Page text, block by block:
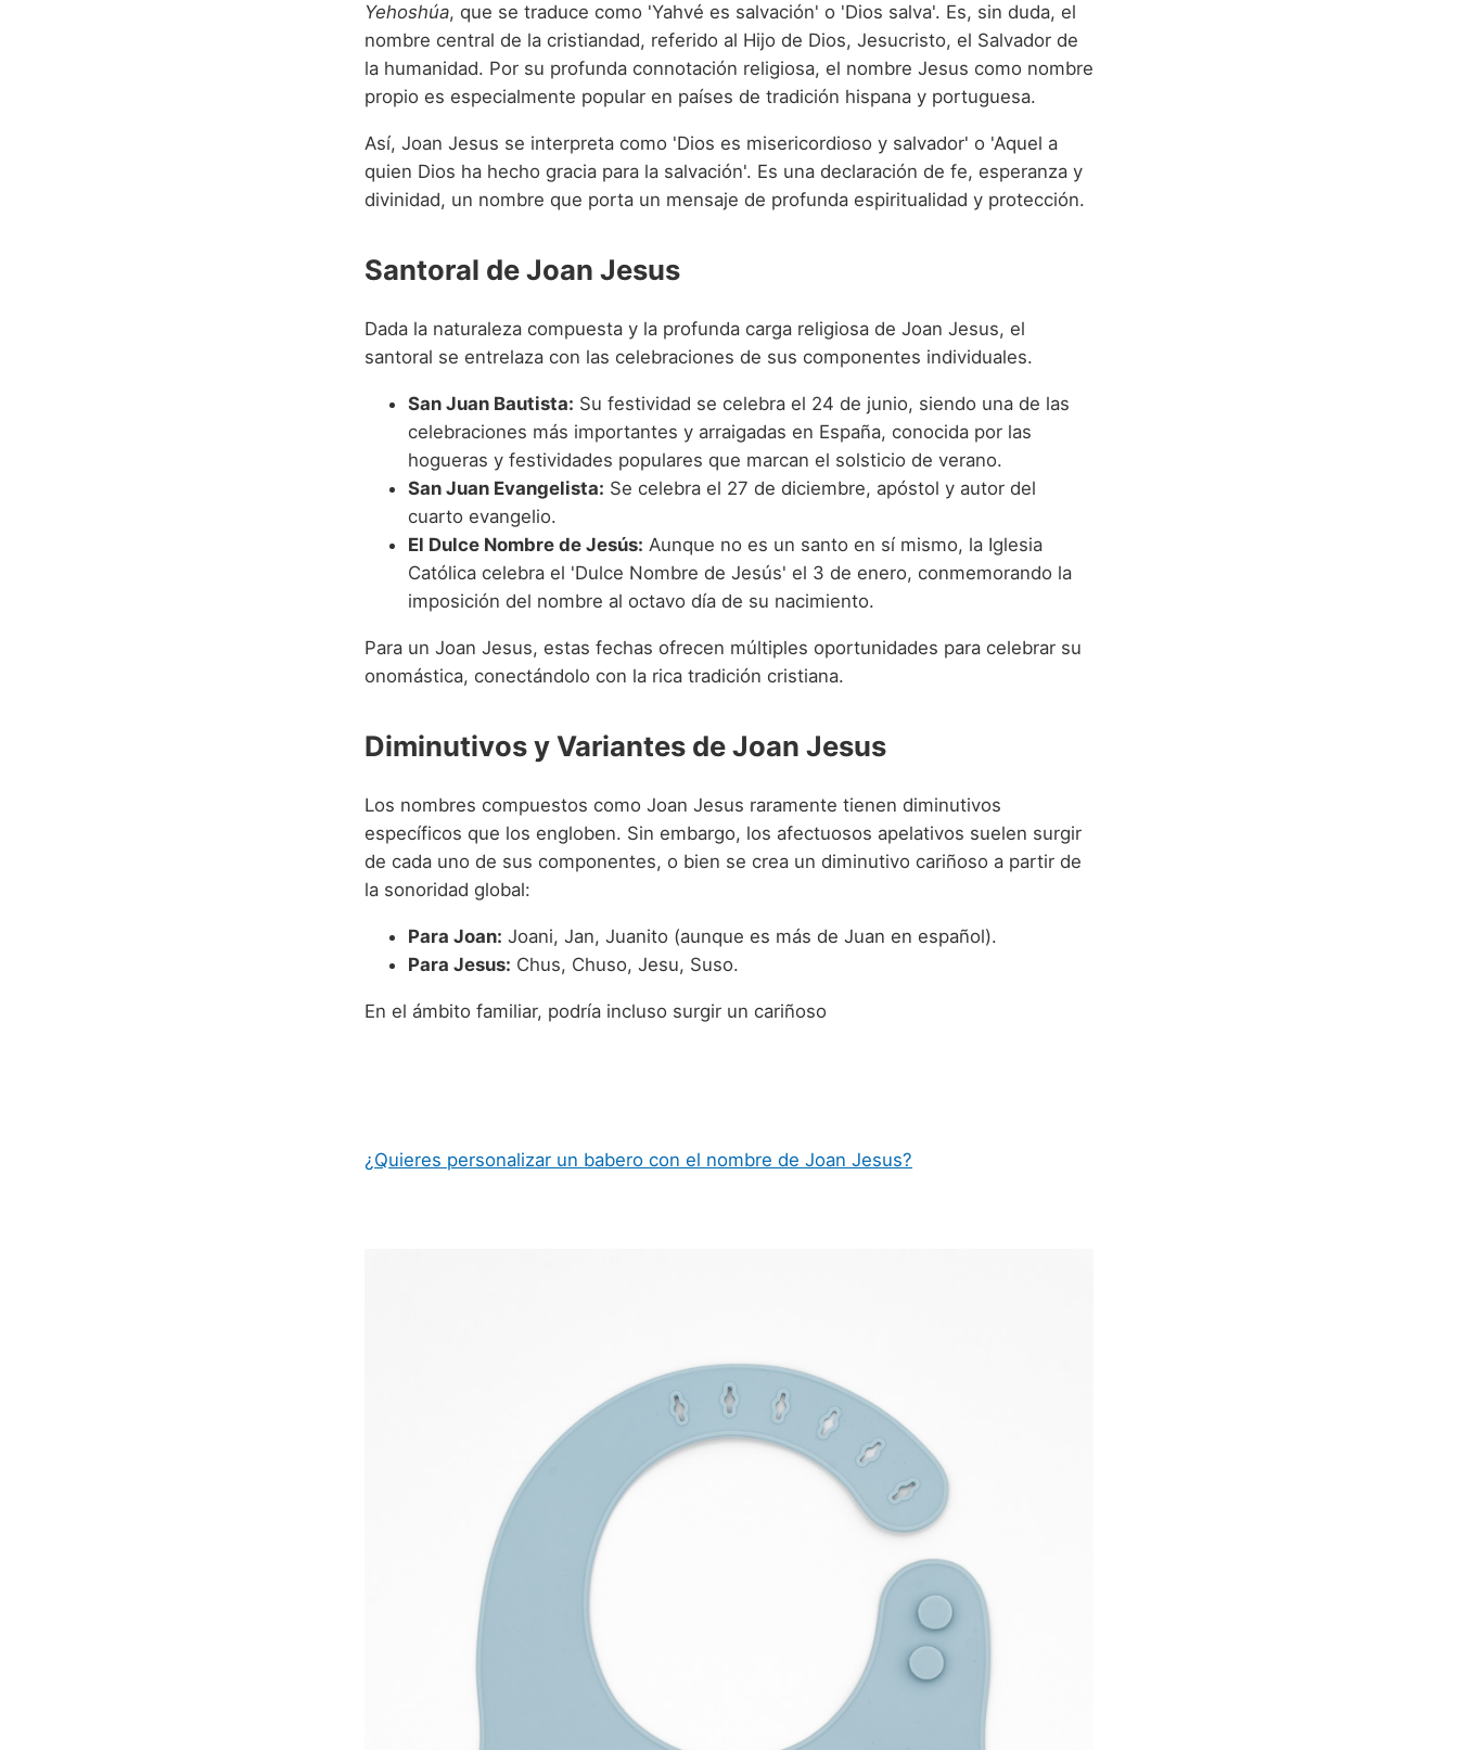
Yehoshúa, que se traduce como 'Yahvé es salvación' o 'Dios salva'. Es, sin duda, el
nombre central de la cristiandad, referido al Hijo de Dios, Jesucristo, el Salvador de
la humanidad. Por su profunda connotación religiosa, el nombre Jesus como nombre
propio es especialmente popular en países de tradición hispana y portuguesa.
Así, Joan Jesus se interpreta como 'Dios es misericordioso y salvador' o 'Aquel a
quien Dios ha hecho gracia para la salvación'. Es una declaración de fe, esperanza y
divinidad, un nombre que porta un mensaje de profunda espiritualidad y protección.
Santoral de Joan Jesus
Dada la naturaleza compuesta y la profunda carga religiosa de Joan Jesus, el
santoral se entrelaza con las celebraciones de sus componentes individuales.
San Juan Bautista: Su festividad se celebra el 24 de junio, siendo una de las
celebraciones más importantes y arraigadas en España, conocida por las
hogueras y festividades populares que marcan el solsticio de verano.
San Juan Evangelista: Se celebra el 27 de diciembre, apóstol y autor del
cuarto evangelio.
El Dulce Nombre de Jesús: Aunque no es un santo en sí mismo, la Iglesia
Católica celebra el 'Dulce Nombre de Jesús' el 3 de enero, conmemorando la
imposición del nombre al octavo día de su nacimiento.
Para un Joan Jesus, estas fechas ofrecen múltiples oportunidades para celebrar su
onomástica, conectándolo con la rica tradición cristiana.
Diminutivos y Variantes de Joan Jesus
Los nombres compuestos como Joan Jesus raramente tienen diminutivos
específicos que los engloben. Sin embargo, los afectuosos apelativos suelen surgir
de cada uno de sus componentes, o bien se crea un diminutivo cariñoso a partir de
la sonoridad global:
Para Joan: Joani, Jan, Juanito (aunque es más de Juan en español).
Para Jesus: Chus, Chuso, Jesu, Suso.
En el ámbito familiar, podría incluso surgir un cariñoso
¿Quieres personalizar un babero con el nombre de Joan Jesus?